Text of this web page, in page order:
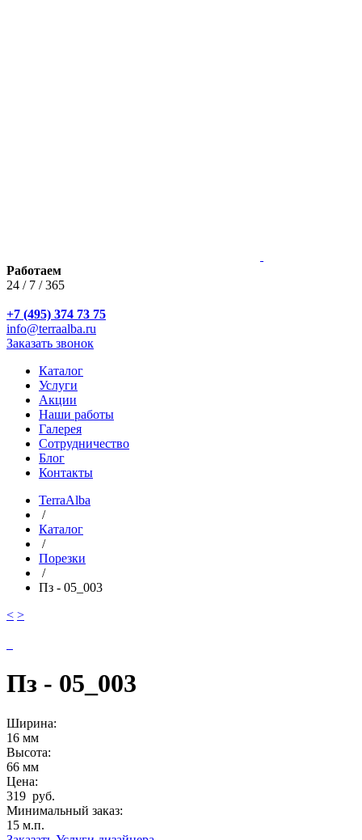
Работаем
24 / 7 / 365
+7 (495) 374 73 75
info@terraalba.ru
Заказать звонок
Каталог
Услуги
Акции
Наши работы
Галерея
Сотрудничество
Блог
Контакты
TerraAlba
/
Каталог
/
Порезки
/
Пз - 05_003
< >
Пз - 05_003
Ширина:
16 мм
Высота:
66 мм
Цена:
319 руб.
Минимальный заказ:
15 м.п.